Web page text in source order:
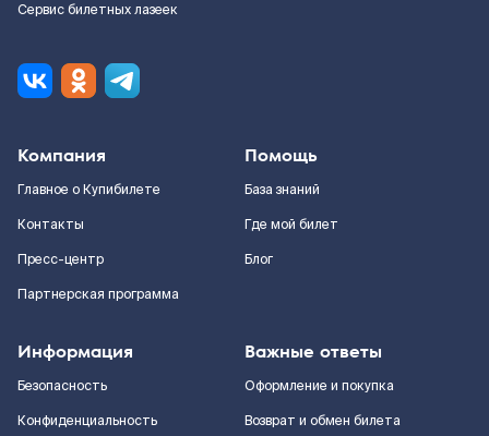
Сервис билетных лазеек
Компания
Главное о Купибилете
Контакты
Пресс-центр
Партнерская программа
Помощь
База знаний
Где мой билет
Блог
Информация
Безопасность
Конфиденциальность
Важные ответы
Оформление и покупка
Возврат и обмен билета